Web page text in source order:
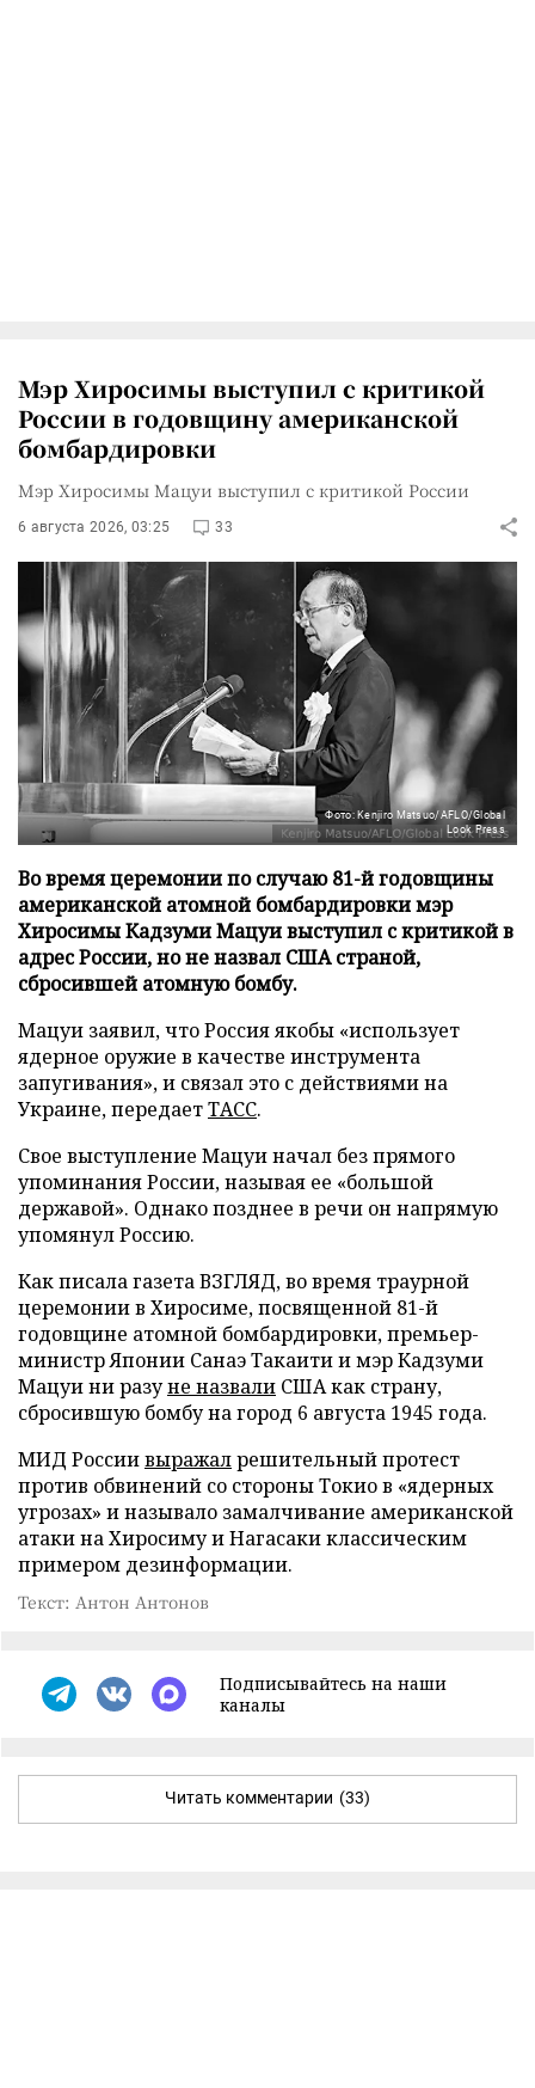
Мэр Хиросимы выступил с критикой
России в годовщину американской
бомбардировки
Мэр Хиросимы Мацуи выступил с критикой России
6 августа 2026, 03:25 33
Фото: Kenjiro Matsuo/AFLO/Global
Look Press
Во время церемонии по случаю 81-й годовщины
американской атомной бомбардировки мэр
Хиросимы Кадзуми Мацуи выступил с критикой в
адрес России, но не назвал США страной,
сбросившей атомную бомбу.
Мацуи заявил, что Россия якобы «использует
ядерное оружие в качестве инструмента
запугивания», и связал это с действиями на
Украине, передаетТАСС.
Свое выступление Мацуи начал без прямого
упоминания России, называя ее «большой
державой». Однако позднее в речи он напрямую
упомянул Россию.
Как писала газета ВЗГЛЯД, во время траурной
церемонии в Хиросиме, посвященной 81-й
годовщине атомной бомбардировки, премьер-
министр Японии Санаэ Такаити и мэр Кадзуми
Мацуи ни разуне назвали США как страну,
сбросившую бомбу на город 6 августа 1945 года.
МИД Россиивыражалрешительный протест
против обвинений со стороны Токио в «ядерных
угрозах» и называло замалчивание американской
атаки на Хиросиму и Нагасаки классическим
примером дезинформации.
Текст: Антон Антонов
Подписывайтесь на наши
каналы
Читать комментарии (33)